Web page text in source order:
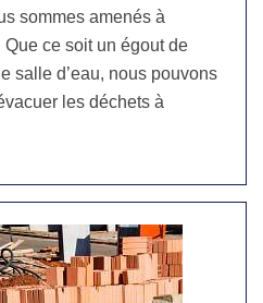
sommes amenés à
ce soit un égout de
salle d’eau, nous pouvons
les déchets à